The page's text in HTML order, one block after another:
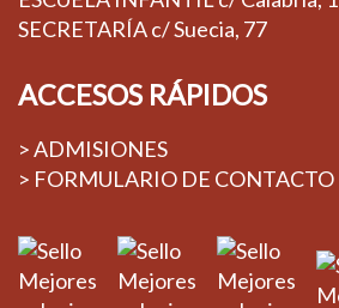
SECRETARÍA c/ Suecia, 77
ACCESOS RÁPIDOS
> ADMISIONES
> FORMULARIO DE CONTACTO